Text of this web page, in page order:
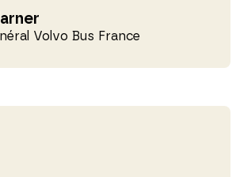
Volvo Bus France